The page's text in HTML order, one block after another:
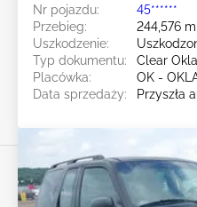
Nr pojazdu:
45******
Przebieg:
244,576
Uszkodzenie:
Typ dokumentu:
Clear
Placówka:
OK -
Data sprzedaży:
Przyszła